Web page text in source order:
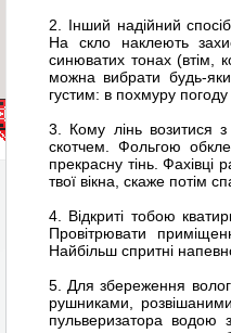
2. Інший надійний
На скло наклеють
синюватих тонах (втім,
можна вибрати будь-
густим: в похмуру
3. Кому лінь возитися
скотчем. Фольгою
прекрасну тінь.
твої вікна, скаже потім
4. Відкриті тобою
Провітрювати
Найбільш спритні
5. Для збереження
рушниками,
пульверизатора водою